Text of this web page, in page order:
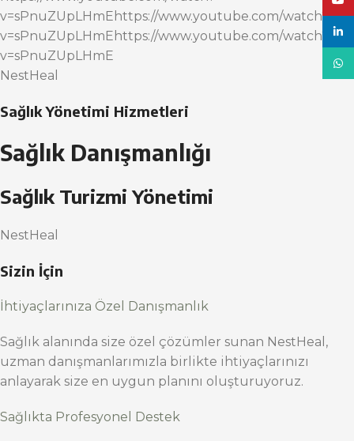
v=sPnuZUpLHmEhttps://www.youtube.com/watch?
v=sPnuZUpLHmEhttps://www.youtube.com/watch?
v=sPnuZUpLHmE
NestHeal
Sağlık Yönetimi Hizmetleri
Sağlık Danışmanlığı
Sağlık Turizmi Yönetimi
NestHeal
Sizin İçin
İhtiyaçlarınıza Özel Danışmanlık
Sağlık alanında size özel çözümler sunan NestHeal,
uzman danışmanlarımızla birlikte ihtiyaçlarınızı
anlayarak size en uygun planını oluşturuyoruz.
Sağlıkta Profesyonel Destek